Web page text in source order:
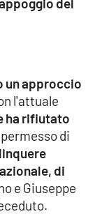
un approccio
l'attuale
ha rifiutato
di
di
e Giuseppe